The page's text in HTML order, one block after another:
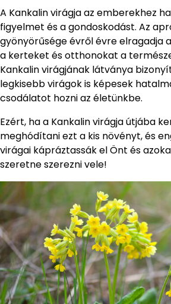
A Kankalin virágja az emberekhez
figyelmet és a gondoskodást. Az
gyönyörűsége évről évre elragadja
a kerteket és otthonokat a
Kankalin virágjának látványa
legkisebb virágok is képesek
csodálatot hozni az életünkbe.
Ezért, ha a Kankalin virágja útjába
meghódítani ezt a kis növényt, és
virágai kápráztassák el Önt és
szeretne szerezni vele!